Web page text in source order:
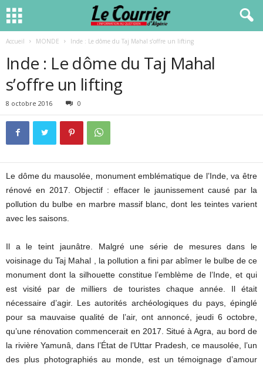
Accueil MONDE Inde : Le dôme du Taj Mahal s’offre un lifting
Inde : Le dôme du Taj Mahal
s’offre un lifting
8 octobre 2016 0
Le dôme du mausolée, monument emblématique de l’Inde, va être
rénové en 2017. Objectif : effacer le jaunissement causé par la
pollution du bulbe en marbre massif blanc, dont les teintes varient
avec les saisons.
Il a le teint jaunâtre. Malgré une série de mesures dans le
voisinage du Taj Mahal , la pollution a fini par abîmer le bulbe de ce
monument dont la silhouette constitue l’emblème de l’Inde, et qui
est visité par de milliers de touristes chaque année. Il était
nécessaire d’agir. Les autorités archéologiques du pays, épinglé
pour sa mauvaise qualité de l’air, ont annoncé, jeudi 6 octobre,
qu’une rénovation commencerait en 2017. Situé à Agra, au bord de
la rivière Yamunâ, dans l’État de l’Uttar Pradesh, ce mausolée, l’un
des plus photographiés au monde, est un témoignage d’amour